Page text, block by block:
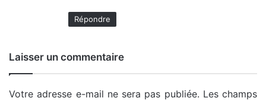
Répondre
Laisser un commentaire
Votre adresse e-mail ne sera pas publiée. Les champs